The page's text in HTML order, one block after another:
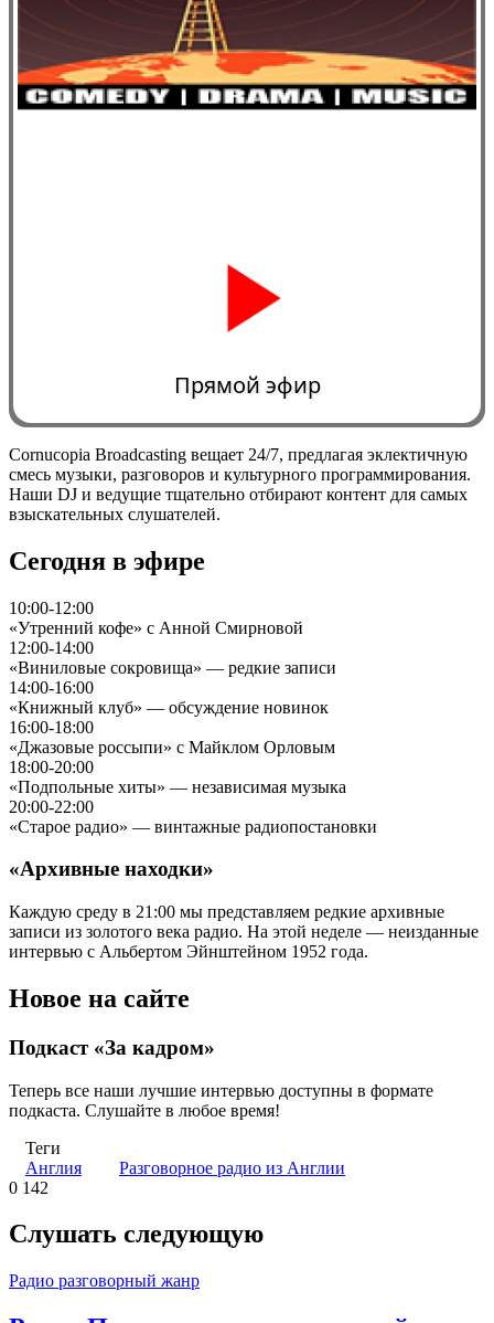
Прямой эфир
Cornucopia Broadcasting вещает 24/7, предлагая эклектичную
смесь музыки, разговоров и культурного программирования.
Наши DJ и ведущие тщательно отбирают контент для самых
взыскательных слушателей.
Сегодня в эфире
10:00-12:00
«Утренний кофе» с Анной Смирновой
12:00-14:00
«Виниловые сокровища» — редкие записи
14:00-16:00
«Книжный клуб» — обсуждение новинок
16:00-18:00
«Джазовые россыпи» с Майклом Орловым
18:00-20:00
«Подпольные хиты» — независимая музыка
20:00-22:00
«Старое радио» — винтажные радиопостановки
«Архивные находки»
Каждую среду в 21:00 мы представляем редкие архивные
записи из золотого века радио. На этой неделе — неизданные
интервью с Альбертом Эйнштейном 1952 года.
Новое на сайте
Подкаст «За кадром»
Теперь все наши лучшие интервью доступны в формате
подкаста. Слушайте в любое время!
Теги
Англия
Разговорное радио из Англии
0 142
Слушать следующую
Радио разговорный жанр